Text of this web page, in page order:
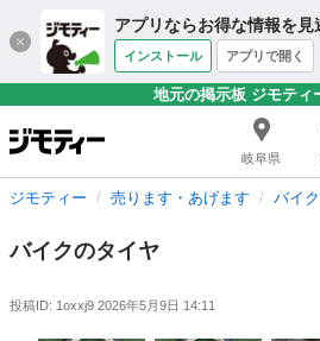
アプリならお得な情報を見
インストール アプリで開く
地元の掲示板 ジモティ
岐阜県
ジモティー 売ります・あげます バイク
バイクのタイヤ
投稿ID: 1oxxj9 2026年5月9日 14:11